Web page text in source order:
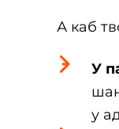
А каб
У
у